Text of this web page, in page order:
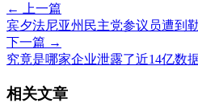
← 上一篇
宾夕法尼亚州民主党参议员遭到
下一篇 →
究竟是哪家企业泄露了近14亿数
相关文章